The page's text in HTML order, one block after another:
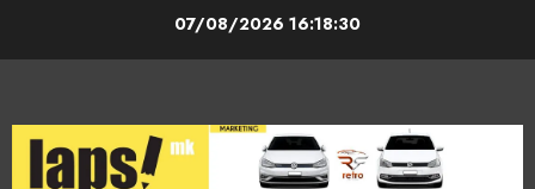
07/08/202616:18:31